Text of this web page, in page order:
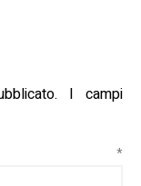
I campi
*